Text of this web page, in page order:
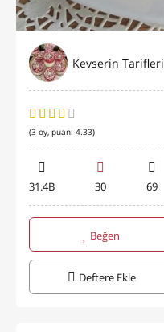
Kevserin Tarifleri
(3 oy, puan: 4.33)
31.4B 30 69
Beğen
Deftere Ekle